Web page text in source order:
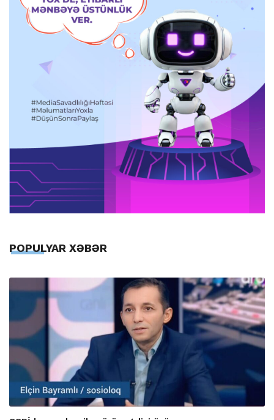
POPULYAR XƏBƏR